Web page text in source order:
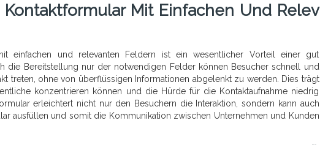
Mit Einfachen Und Relev
einfachen und relevanten Feldern ist ein wesentlicher Vorteil einer gut
die Bereitstellung nur der notwendigen Felder können Besucher schnell und
treten, ohne von überflüssigen Informationen abgelenkt zu werden. Dies trägt
konzentrieren können und die Hürde für die Kontaktaufnahme niedrig
erleichtert nicht nur den Besuchern die Interaktion, sondern kann auch
ausfüllen und somit die Kommunikation zwischen Unternehmen und Kunden